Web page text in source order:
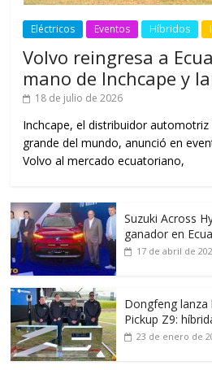
Eléctricos Eventos Híbridos
Volvo reingresa a
mano de Inchcape y
18 de julio de 2026
Inchcape, el distribuidor
grande del mundo, anunció en
Volvo al mercado ecuatoriano,
Suzuki Across
ganador en
17 de abril de
Dongfeng
Pickup Z9:
23 de enero de